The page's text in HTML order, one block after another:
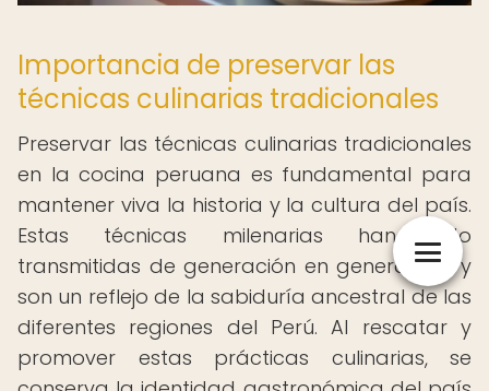
Importancia de preservar las
técnicas culinarias tradicionales
Preservar las técnicas culinarias tradicionales
en la cocina peruana es fundamental para
mantener viva la historia y la cultura del país.
Estas técnicas milenarias han sido
transmitidas de generación en generación, y
son un reflejo de la sabiduría ancestral de las
diferentes regiones del Perú. Al rescatar y
promover estas prácticas culinarias, se